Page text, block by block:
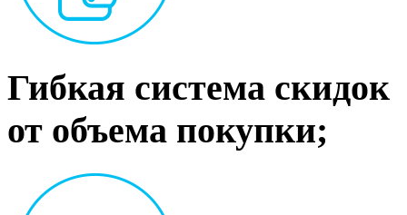
Гибкая система скидок
от объема покупки;